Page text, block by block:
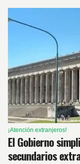
¡Atención extranjeros!
El Gobierno
secundarios